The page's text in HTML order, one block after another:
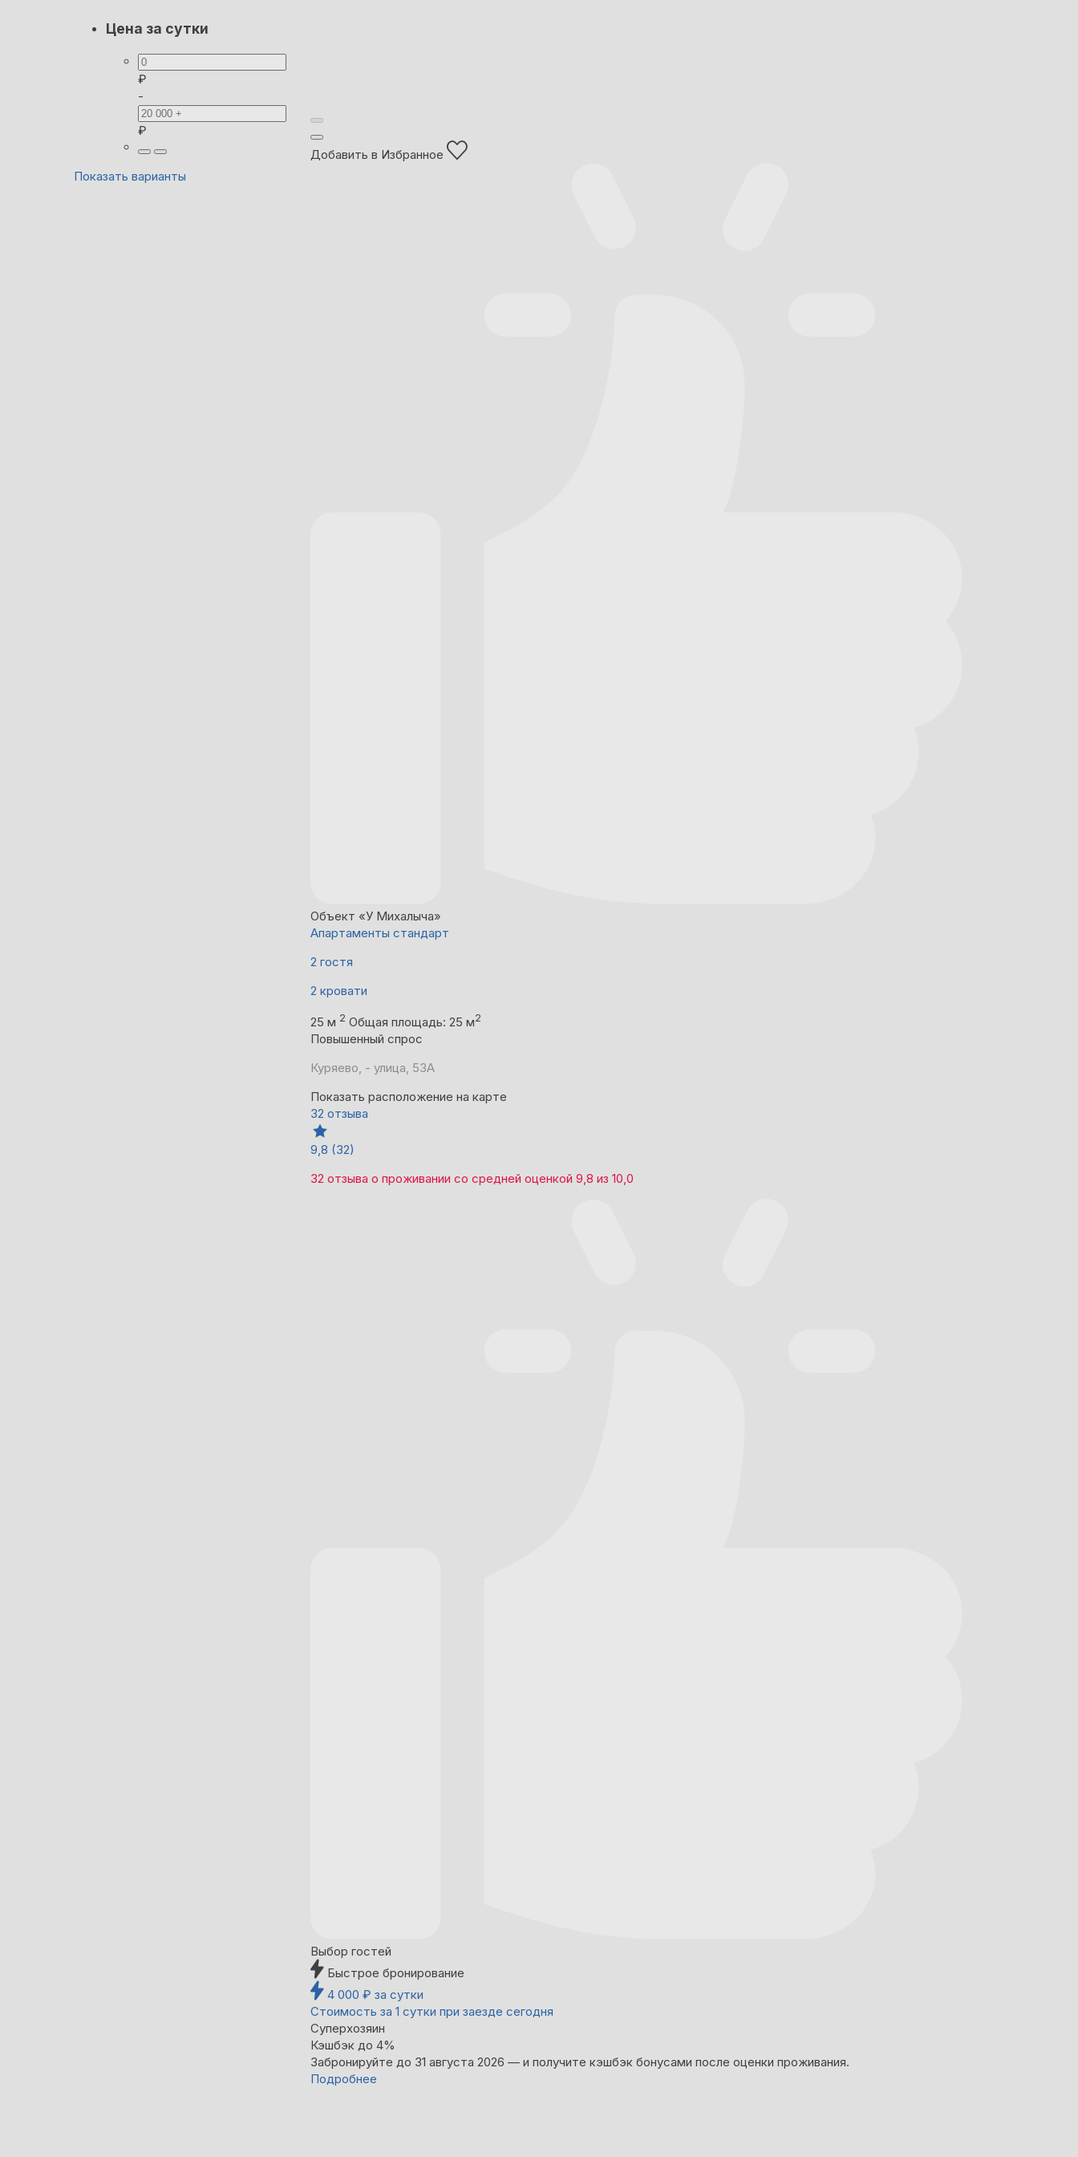
Цена за сутки
₽
-
₽
Показать варианты
Добавить в Избранное
Объект «У Михалыча»
Апартаменты стандарт
2 гостя
2 кровати
25 м 2 Общая площадь: 25 м2
Повышенный спрос
Куряево, - улица, 53А
Показать расположение на карте
32 отзыва
9,8 (32)
32 отзыва о проживании со средней оценкой 9,8 из 10,0
Выбор гостей
Быстрое бронирование
4 000 ₽ за сутки
Стоимость за 1 сутки при заезде сегодня
Суперхозяин
Кэшбэк до 4%
Забронируйте до 31 августа 2026 — и получите кэшбэк бонусами после оценки проживания.
Подробнее